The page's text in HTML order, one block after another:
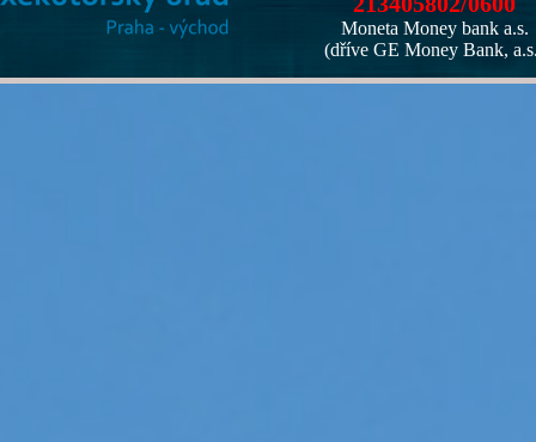
Moneta Money bank a.s.
(dříve GE Money Bank,